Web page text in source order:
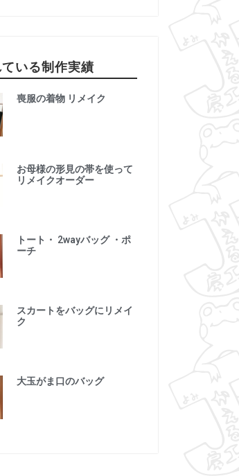
いる制作実績
喪服の着物 リメイク
お母様の形見の帯を使って
リメイクオーダー
トート・ 2wayバッグ ・ポ
ーチ
スカートをバッグにリメイ
ク
大玉がま口のバッグ